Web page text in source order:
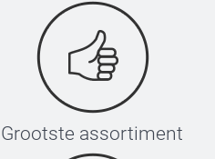
Grootste assortiment